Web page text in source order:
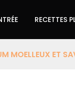
RECETTES
MOELLEUX ET